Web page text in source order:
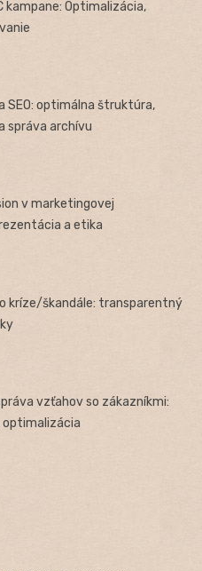
kampane: Optimalizácia,
SEO: optimálna štruktúra,
správa archívu
v marketingovej
a etika
kríze/škandále: transparentný
vzťahov so zákazníkmi:
optimalizácia